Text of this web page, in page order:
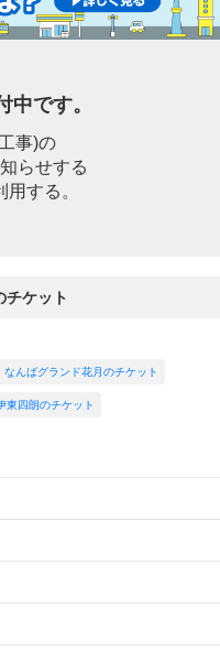
中です。
事)の
らせする
用する。
チケット
なんばグランド花月のチケット
東四朗のチケット